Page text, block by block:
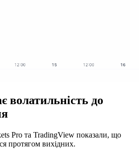
волатильність до
Pro та TradingView показали, що
протягом вихідних.